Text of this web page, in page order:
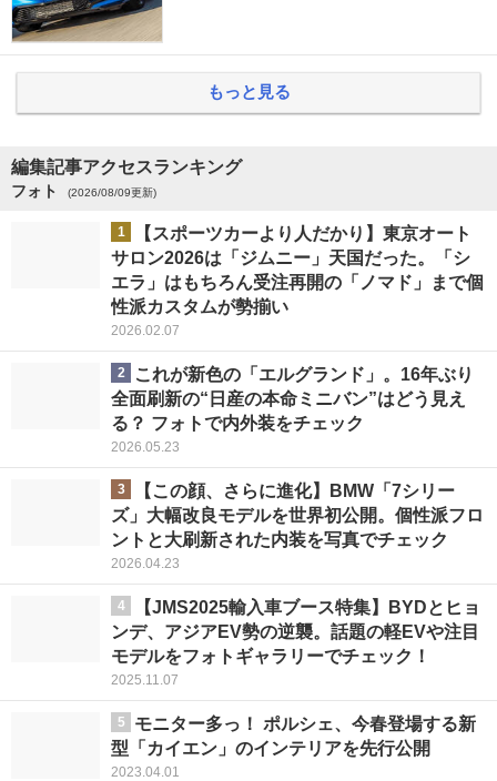
もっと見る
編集記事アクセスランキング
フォト (2026/08/09更新)
1
【スポーツカーより人だかり】東京オート
サロン2026は「ジムニー」天国だった。「シ
エラ」はもちろん受注再開の「ノマド」まで個
性派カスタムが勢揃い
2026.02.07
2
これが新色の「エルグランド」。16年ぶり
全面刷新の“日産の本命ミニバン”はどう見え
る？ フォトで内外装をチェック
2026.05.23
3
【この顔、さらに進化】BMW「7シリー
ズ」大幅改良モデルを世界初公開。個性派フロ
ントと大刷新された内装を写真でチェック
2026.04.23
4
【JMS2025輸入車ブース特集】BYDとヒョ
ンデ、アジアEV勢の逆襲。話題の軽EVや注目
モデルをフォトギャラリーでチェック！
2025.11.07
5
モニター多っ！ ポルシェ、今春登場する新
型「カイエン」のインテリアを先行公開
2023.04.01